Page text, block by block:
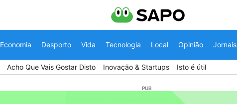
Economia Desporto Vida Tecnologia Local Opinião Jornais
Acho Que Vais Gostar Disto Inovação & Startups Isto é útil